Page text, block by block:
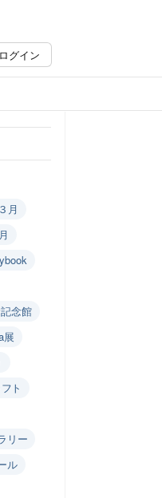
ログイン
３月
念館
展
ト
リー
ル